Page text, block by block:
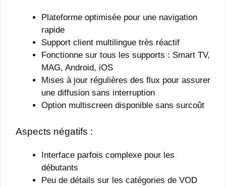
Plateforme optimisée pour une navigation
rapide
Support client multilingue très réactif
Fonctionne sur tous les supports : Smart TV,
MAG, Android, iOS
Mises à jour régulières des flux pour assurer
une diffusion sans interruption
Option multiscreen disponible sans surcoût
Aspects négatifs :
Interface parfois complexe pour les
débutants
Peu de détails sur les catégories de VOD